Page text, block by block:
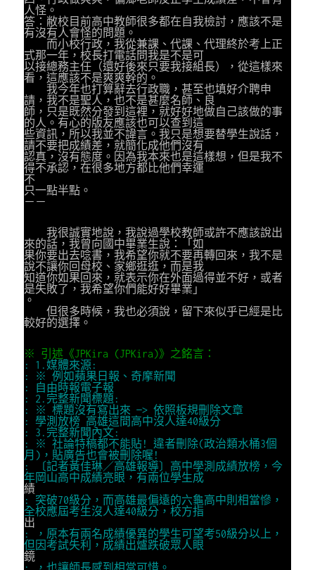
人怪。
答：敝校目前高中教師很多都在自我檢討，應該不是
有沒有人會怪的問題。
而小校行政，我從兼課、代課、代理終於考上正
式那一年，校長打電話問我是不是可
以接總務主任（還好後來只要我接組長），從這樣來
看，這應該不是爽爽幹的。
我今年也打算辭去行政職，甚至也填好介聘申
請，我不是聖人，也不是甚麼名師、良
師，只是既然分發到這裡，就好好地做自己該做的事
的人。有心的版友應該也可以查到這
些資訊，所以我並不諱言。我只是想要替學生說話，
請不要把成績差，就簡化成他們沒有
認真，沒有態度。因為我本來也是這樣想，但是我不
得不承認，在很多地方都比他們幸運
不
只一點半點。
－－
我很誠實地說，我說過學校教師或許不應該說出
來的話，我曾向國中畢業生說：「如
果你要出去唸書，我希望你就不要再轉回來，我不是
說不讓你回母校、家鄉逛逛，而是我
知道你如果回來，就表示你在外面過得並不好，或者
是失敗了，我希望你們能好好畢業」
。
但很多時候，我也必須說，留下來似乎已經是比
較好的選擇。
※ 引述《JPKira (JPKira)》之銘言：
: 1.媒體來源:
: ※ 例如蘋果日報、奇摩新聞
: 自由時報電子報
: 2.完整新聞標題:
: ※ 標題沒有寫出來 —> 依照板規刪除文章
: 學測放榜 高雄這間高中沒人達40級分
: 3.完整新聞內文:
: ※ 社論特稿都不能貼! 違者刪除(政治類水桶3個
月)，貼廣告也會被刪除喔!
: 〔記者黃佳琳／高雄報導〕高中學測成績放榜，今
年岡山高中成績亮眼，有兩位學生成
績
: 突破70級分，而高雄最偏遠的六龜高中則相當慘，
全校應屆考生沒人達40級分，校方指
出
: ，原本有兩名成績優異的學生可望考50級分以上，
但因考試失利，成績出爐跌破眾人眼
鏡
: ，也讓師長感到相當可惜。